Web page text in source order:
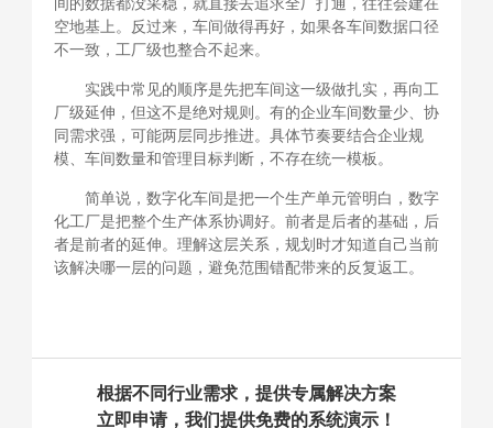
空地基上。反过来，车间做得再好，如果各车间数据口径
不一致，工厂级也整合不起来。
实践中常见的顺序是先把车间这一级做扎实，再向工
厂级延伸，但这不是绝对规则。有的企业车间数量少、协
同需求强，可能两层同步推进。具体节奏要结合企业规
模、车间数量和管理目标判断，不存在统一模板。
简单说，数字化车间是把一个生产单元管明白，数字
化工厂是把整个生产体系协调好。前者是后者的基础，后
者是前者的延伸。理解这层关系，规划时才知道自己当前
该解决哪一层的问题，避免范围错配带来的反复返工。
根据不同行业需求，提供专属解决方案
立即申请，我们提供免费的系统演示！